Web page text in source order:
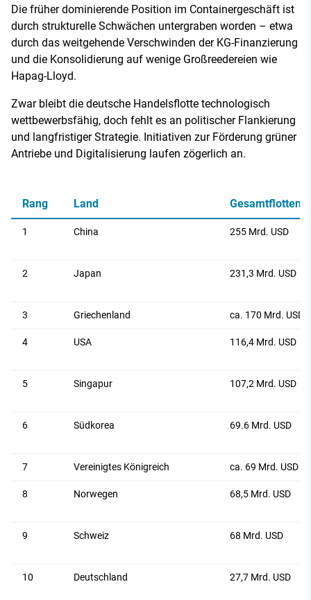
Die früher dominierende Position im Containergeschäft ist
durch strukturelle Schwächen untergraben worden – etwa
durch das weitgehende Verschwinden der KG-Finanzierung
und die Konsolidierung auf wenige Großreedereien wie
Hapag-Lloyd.
Zwar bleibt die deutsche Handelsflotte technologisch
wettbewerbsfähig, doch fehlt es an politischer Flankierung
und langfristiger Strategie. Initiativen zur Förderung grüner
Antriebe und Digitalisierung laufen zögerlich an.
Rang Land
1 China 255 Mrd. USD
2 Japan 231,3 Mrd. USD
3 Griechenland ca. 170 Mrd. USD
4 USA 116,4 Mrd. USD
5 Singapur 107,2 Mrd. USD
6 Südkorea 69.6 Mrd. USD
7 Vereinigtes Königreich ca. 69 Mrd. USD
8 Norwegen 68,5 Mrd. USD
9 Schweiz 68 Mrd. USD
10 Deutschland 27,7 Mrd. USD